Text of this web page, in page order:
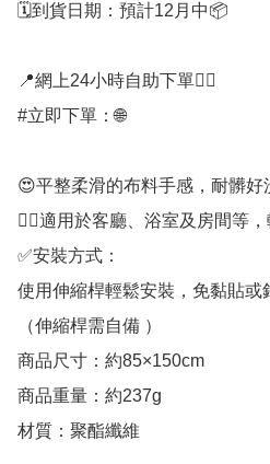
🗓到貨日期：預計12月中📦
📍網上24小時自助下單👍🏻
#立即下單：🌐
😍平整柔滑的布料手感，耐髒好
👉🏻適用於客廳、浴室及房間等
✅安裝方式：
使用伸縮桿輕鬆安裝，免黏貼或
（伸縮桿需自備 ）
商品尺寸：約85×150cm
商品重量：約237g
材質：聚酯纖維